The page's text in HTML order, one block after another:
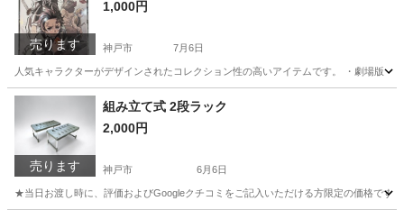
売ります
1,000円
神戸市 7月6日
人気キャラクターがデザインされたコレクション性の高いアイテムです。 ・劇場版
兵庫 神戸市 その他
売ります
組み立て式 2段ラック
2,000円
神戸市 6月6日
★当日お渡し時に、評価およびGoogleクチコミをご記入いただける方限定の価格です